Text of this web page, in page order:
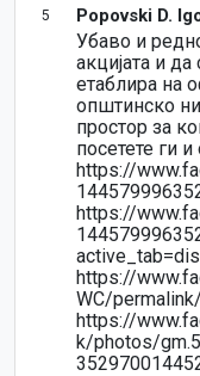
5 Popovski D.
Убаво и
акцијата и
етаблира на
општинско
простор за
посетете ги
https://
https://
https://
WC/
https://
k/photos/